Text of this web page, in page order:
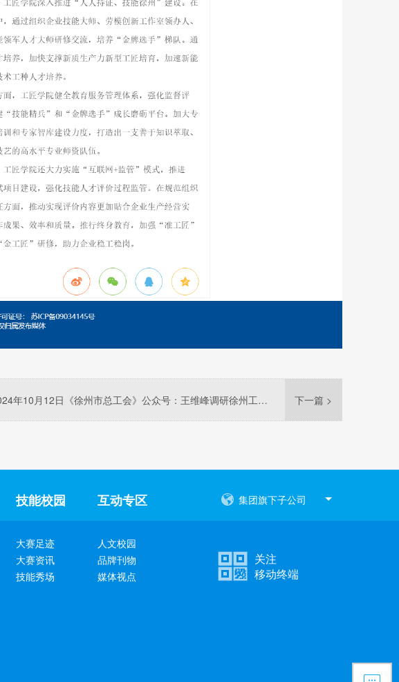
下一篇 >
2024年10月12日《徐州市总工会》公众号：王维峰调研徐州工匠学院建设
技能校园
大赛足迹
大赛资讯
技能秀场
互动专区
人文校园
品牌刊物
媒体视点
集团旗下子公司
关注
移动终端